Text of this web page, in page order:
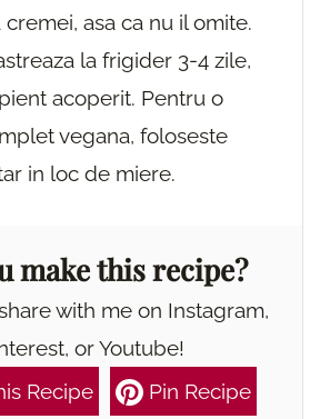
asa ca nu il omite.
la frigider 3-4 zile,
acoperit. Pentru o
vegana, foloseste
in loc de miere.
make this recipe?
or Youtube!
Recipe
Pin Recipe